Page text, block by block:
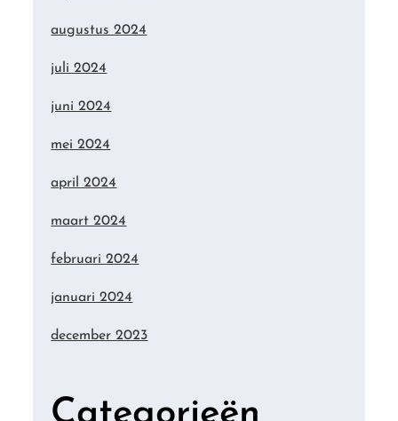
augustus 2024
juli 2024
juni 2024
mei 2024
april 2024
maart 2024
februari 2024
januari 2024
december 2023